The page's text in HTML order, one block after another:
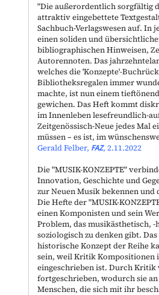
"Die außerordentlich sorgfältig
attraktiv eingebettete
Sachbuch-Verlagswesen auf. In
einen soliden und
bibliographischen Hinweisen,
Autorennoten. Das
welches die 'Konzepte'-
Bibliotheksregalen immer
machte, ist nun einem
gewichen. Das Heft kommt
im Innenleben lesefreundlich-
Zeitgenössisch-Neue jedes Mal
müssen – es ist, im
Gerald Felber, FAZ, 2.11.2022
Die "MUSIK-KONZEPTE"
Innovation, Geschichte und
zur Neuen Musik bekennen
Die Hefte der "MUSIK-
einen Komponisten und sein
Problem, das musikästhetisch,
soziologisch zu denken gibt.
historische Konzept der Reihe
sein, weil Kritik Kompositionen
eingeschrieben ist. Durch
fortgeschrieben, wodurch sie
Menschen, die sich mit ihr